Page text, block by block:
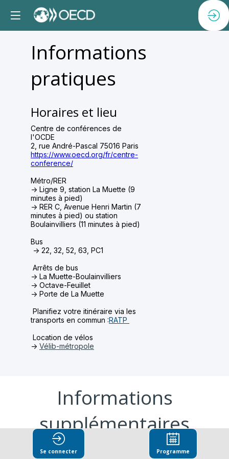
Informations
pratiques
Horaires et lieu
Centre de conférences de
l'OCDE
2, rue André-Pascal 75016 Paris
https://www.oecd.org/fr/centre-
conference/
Métro/RER
-> Ligne 9, station La Muette (9
minutes à pied)
-> RER C, Avenue Henri Martin (7
minutes à pied) ou station
Boulainvilliers (11 minutes à pied)
Bus
-> 22, 32, 52, 63, PC1
Arrêts de bus
-> La Muette-Boulainvilliers
-> Octave-Feuillet
-> Porte de La Muette
Planifiez votre itinéraire via les
transports en commun :RATP
Location de vélos
-> Vélib-métropole
Informations
supplémentaires
Se connecter Programme